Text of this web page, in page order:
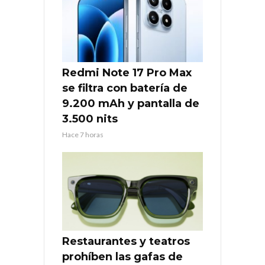
Redmi Note 17 Pro Max
se filtra con batería de
9.200 mAh y pantalla de
3.500 nits
Hace 7 horas
Restaurantes y teatros
prohíben las gafas de